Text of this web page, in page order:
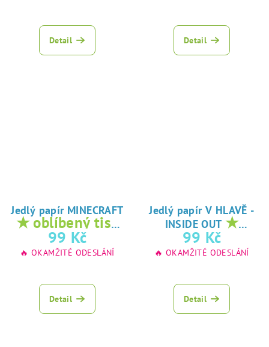
Detail Detail
Jedlý papír MINECRAFT
★ oblíbený tisk
na jedlý papír
99 Kč
🔥 OKAMŽITÉ ODESLÁNÍ
Detail
Jedlý papír V HLAVĚ -
INSIDE OUT ★
oblíbený tisk na
jedlý papír
99 Kč
🔥 OKAMŽITÉ ODESLÁNÍ
Detail